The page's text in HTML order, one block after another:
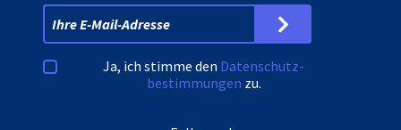
Ja, ich stimme den Datenschutz­
bestimmungen zu.